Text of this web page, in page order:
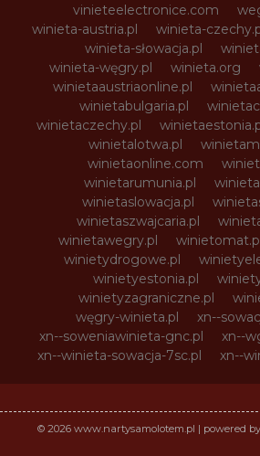
vinieteelectronice.com
winieta-austria.pl
winieta-
winieta-słowacja.pl
winieta-węgry.pl
winieta.org
winietaaustriaonline.pl
winietabulgaria.pl
winietaczechy.pl
winietalotwa.pl
winietaonline.com
winietarumunia.pl
winietaslowacja.pl
winietaszwajcaria.pl
winietawegry.pl
winietydrogowe.pl
winietyestonia.pl
winietyzagraniczne.pl
węgry-winieta.pl
xn--
xn--soweniawinieta-gnc.pl
xn--
xn--winieta-sowacja-7sc.pl
xn--
© 2026 www.nartysamolotem.pl | powered